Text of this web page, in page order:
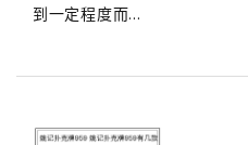
到一定程度而...